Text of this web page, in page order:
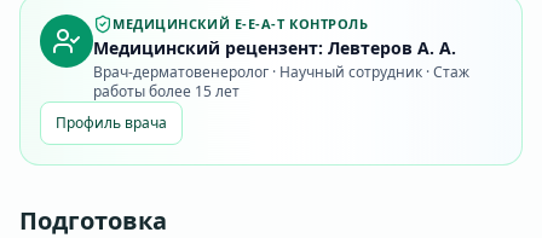
МЕДИЦИНСКИЙ E-E-A-T КОНТРОЛЬ
Медицинский рецензент: Левтеров А. А.
Врач-дерматовенеролог · Научный сотрудник · Стаж
работы более 15 лет
Профиль врача
Подготовка